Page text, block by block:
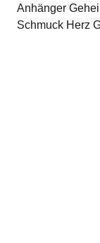
Anhänger
Schmuck Herz